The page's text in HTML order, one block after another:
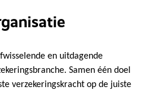
en uitdagende
Samen één doel
verzekeringskracht op de juiste